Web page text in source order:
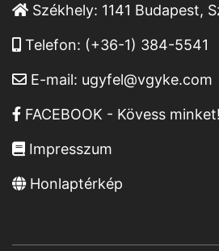
Székhely: 1141 Budapest,
Telefon: (+36-1) 384-5541
E-mail: ugyfel@vgyke.com
FACEBOOK - Kövess minket!
Impresszum
Honlaptérkép